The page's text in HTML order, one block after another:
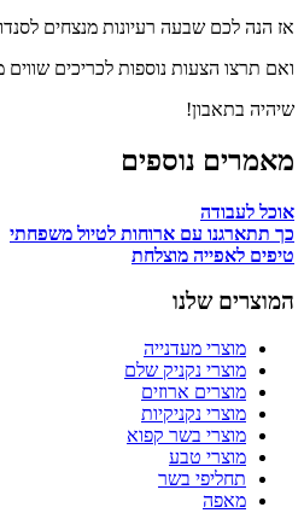
אז הנה לכם שבעה רעיונות מנצחים
ואם תרצו הצעות נוספות לכריכים
שיהיה בתאבון!
מאמרים נוספים
אוכל לעבודה
כך תתארגנו עם ארוחות לטיול משפחתי
טיפים לאפייה מוצלחת
המוצרים שלנו
מוצרי מעדנייה
מוצרי נקניק שלם
מוצרים ארוזים
מוצרי נקניקיות
מוצרי בשר קפוא
מוצרי טבע
תחליפי בשר
מאפה